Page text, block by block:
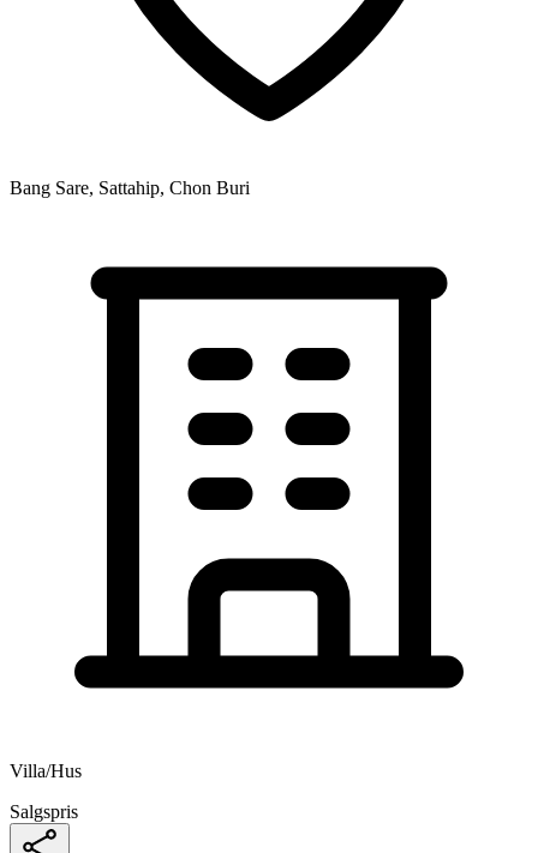
Bang Sare, Sattahip, Chon Buri
Villa/Hus
Salgspris